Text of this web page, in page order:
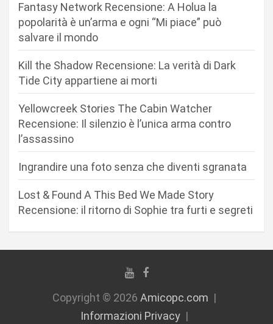
i
Fantasy Network Recensione: A Holua la
popolarità è un’arma e ogni “Mi piace” può
salvare il mondo
Kill the Shadow Recensione: La verità di Dark
Tide City appartiene ai morti
Yellowcreek Stories The Cabin Watcher
Recensione: Il silenzio è l’unica arma contro
l’assassino
Ingrandire una foto senza che diventi sgranata
Lost & Found A This Bed We Made Story
Recensione: il ritorno di Sophie tra furti e segreti
Copyright © 2026 Amicopc.com
Informazioni Privacy